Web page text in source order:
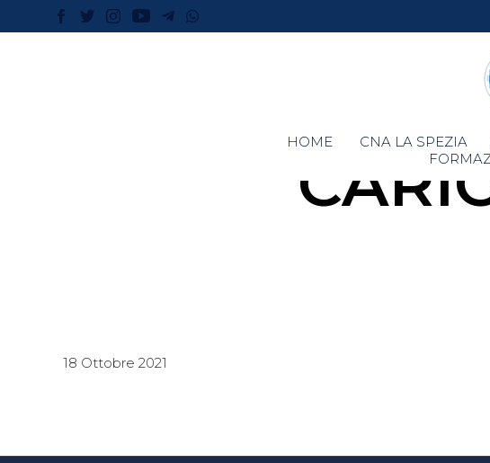
HOME CNA LA SPEZIA
18 Ottobre 2021